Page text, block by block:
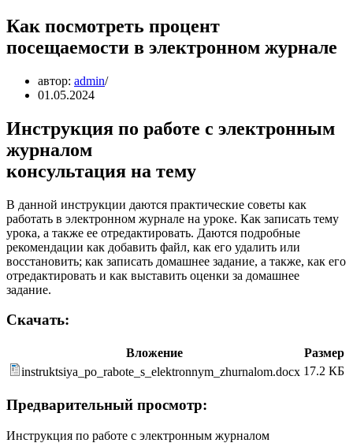
Как посмотреть процент
посещаемости в электронном журнале
автор: admin
01.05.2024
Инструкция по работе с электронным
журналом
консультация на тему
В данной инструкции даются практические советы как
работать в электронном журнале на уроке. Как записать тему
урока, а также ее отредактировать. Даются подробные
рекомендации как добавить файл, как его удалить или
восстановить; как записать домашнее задание, а также, как его
отредактировать и как выставить оценки за домашнее
задание.
Скачать:
Вложение
Размер
instruktsiya_po_rabote_s_elektronnym_zhurnalom.docx 17.2 КБ
Предварительный просмотр:
Инструкция по работе с электронным журналом